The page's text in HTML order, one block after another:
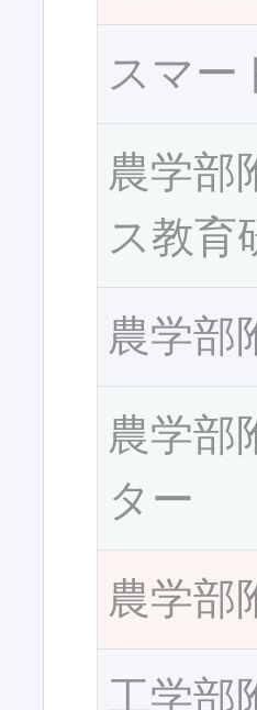
スマー
農学部
ス教育
農学部
農学部
ター
農学部
工学部